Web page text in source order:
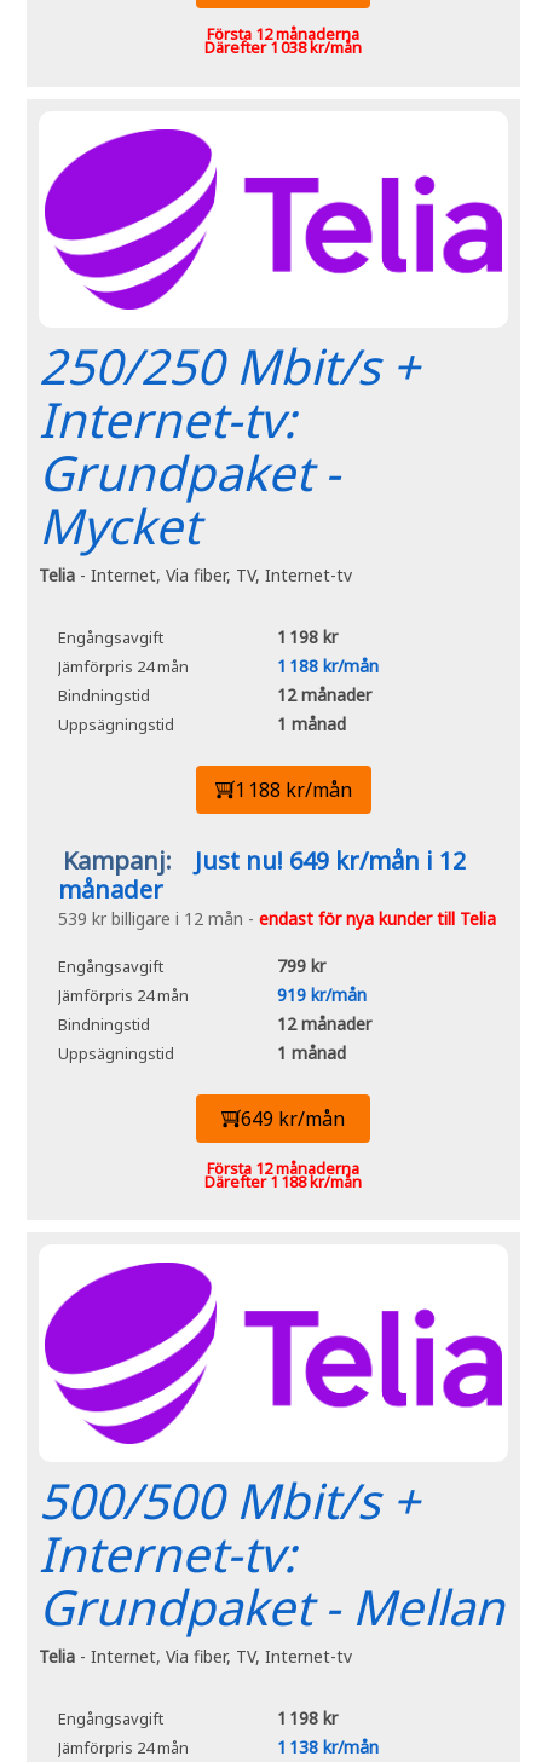
Första 12 månaderna
Därefter 1 038 kr/mån
250/250 Mbit/s +
Internet-tv:
Grundpaket -
Mycket
Telia - Internet, Via fiber, TV, Internet-tv
Engångsavgift 1 198 kr
Jämförpris 24 mån 1 188 kr/mån
Bindningstid 12 månader
Uppsägningstid 1 månad
1 188 kr/mån
Kampanj:
Just nu! 649 kr/mån i 12
månader
539 kr billigare i 12 mån - endast för nya kunder till Telia
Engångsavgift 799 kr
Jämförpris 24 mån 919 kr/mån
Bindningstid 12 månader
Uppsägningstid 1 månad
649 kr/mån
Första 12 månaderna
Därefter 1 188 kr/mån
500/500 Mbit/s +
Internet-tv:
Grundpaket - Mellan
Telia - Internet, Via fiber, TV, Internet-tv
Engångsavgift 1 198 kr
Jämförpris 24 mån 1 138 kr/mån